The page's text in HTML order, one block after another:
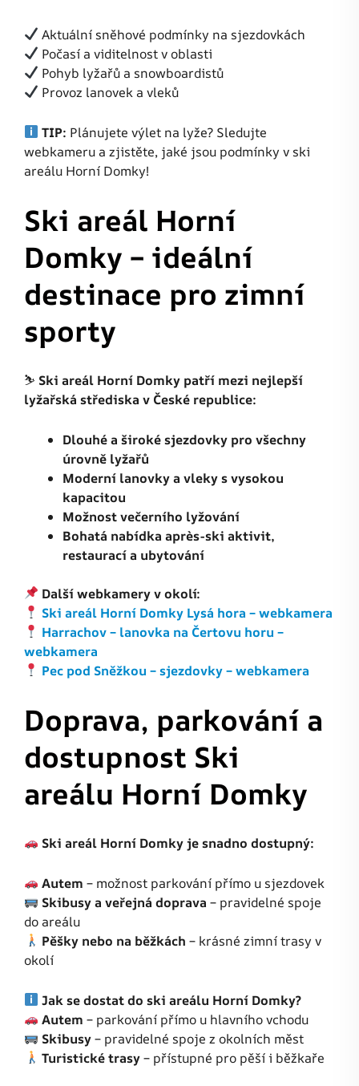
Aktuální sněhové podmínky na sjezdovkách
Počasí a viditelnost v oblasti
Pohyb lyžařů a snowboardistů
Provoz lanovek a vleků
TIP: Plánujete výlet na lyže? Sledujte
webkameru a zjistěte, jaké jsou podmínky v ski
areálu Horní Domky!
Ski areál Horní
Domky – ideální
destinace pro zimní
sporty
⛷️ Ski areál Horní Domky patří mezi nejlepší
lyžařská střediska v České republice:
Dlouhé a široké sjezdovky pro všechny
úrovně lyžařů
Moderní lanovky a vleky s vysokou
kapacitou
Možnost večerního lyžování
Bohatá nabídka après-ski aktivit,
restaurací a ubytování
Další webkamery v okolí:
Ski areál Horní Domky Lysá hora – webkamera
Harrachov – lanovka na Čertovu horu –
webkamera
Pec pod Sněžkou – sjezdovky – webkamera
Doprava, parkování a
dostupnost Ski
areálu Horní Domky
Ski areál Horní Domky je snadno dostupný:
Autem – možnost parkování přímo u sjezdovek
Skibusy a veřejná doprava – pravidelné spoje
do areálu
Pěšky nebo na běžkách – krásné zimní trasy v
okolí
Jak se dostat do ski areálu Horní Domky?
Autem – parkování přímo u hlavního vchodu
Skibusy– pravidelné spoje z okolních měst
Turistické trasy– přístupné pro pěší i běžkaře